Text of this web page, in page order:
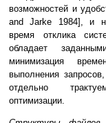
возможностей и
and Jarke 1984], и
время отклика
обладает
минимизация
выполнения
отдельно
оптимизации.